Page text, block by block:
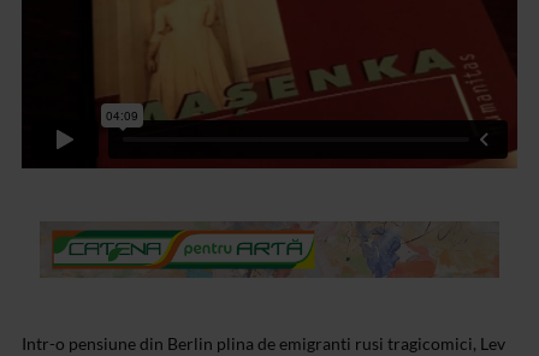
Intr-o pensiune din Berlin plina de emigranti rusi tragicomici, Lev